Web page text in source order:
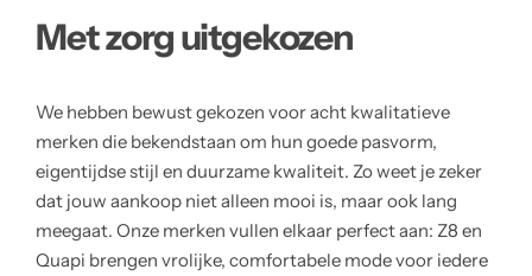
Met zorg uitgekozen
We hebben bewust gekozen voor acht kwalitatieve
merken die bekendstaan om hun goede pasvorm,
eigentijdse stijl en duurzame kwaliteit. Zo weet je zeker
dat jouw aankoop niet alleen mooi is, maar ook lang
meegaat. Onze merken vullen elkaar perfect aan: Z8 en
Quapi brengen vrolijke, comfortabele mode voor iedere